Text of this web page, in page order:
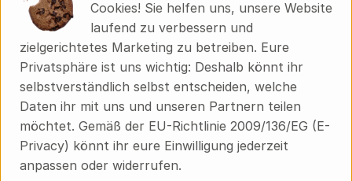
Über uns
Community
Brodowiner Dorfstraße 89
16230 Chorin OT Brodowin
033362 60-300
info@brodowin.de
Unsere Verwaltung erreichst du unter:
Cookies! Sie helfen uns, unsere Website
laufend zu verbessern und
zielgerichtetes Marketing zu betreiben. Eure
Privatsphäre ist uns wichtig: Deshalb könnt ihr
selbstverständlich selbst entscheiden, welche
Daten ihr mit uns und unseren Partnern teilen
möchtet. Gemäß der EU-Richtlinie 2009/136/EG (E-
Privacy) könnt ihr eure Einwilligung jederzeit
anpassen oder widerrufen.